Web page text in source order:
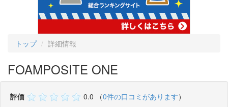
トップ 詳細情報
FOAMPOSITE ONE
評価 0.0 （0件の口コミがあります）